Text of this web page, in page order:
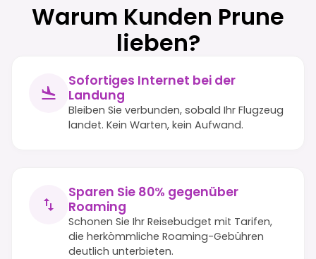
Warum Kunden Prune
lieben?
Sofortiges Internet bei der
Landung
Bleiben Sie verbunden, sobald Ihr Flugzeug
landet. Kein Warten, kein Aufwand.
Sparen Sie 80% gegenüber
Roaming
Schonen Sie Ihr Reisebudget mit Tarifen,
die herkömmliche Roaming-Gebühren
deutlich unterbieten.